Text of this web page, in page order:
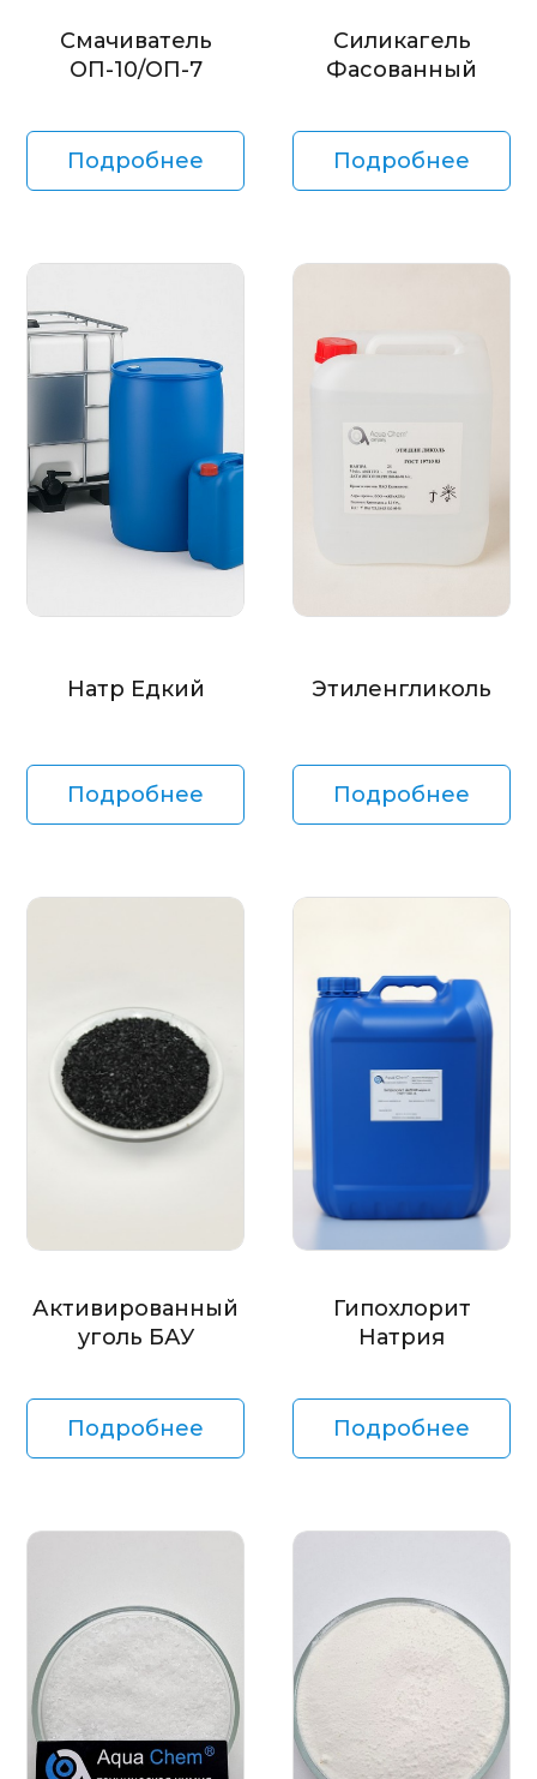
Смачиватель
ОП-10/ОП-7
Подробнее
Силикагель
Фасованный
Подробнее
Натр Едкий
Подробнее
Этиленгликоль
Подробнее
Активированный
уголь БАУ
Подробнее
Гипохлорит
Натрия
Подробнее